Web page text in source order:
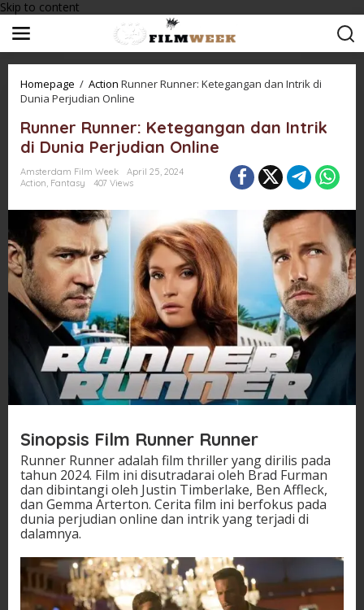
Skip to content
Homepage / Action Runner Runner: Ketegangan dan Intrik di
Dunia Perjudian Online
Runner Runner: Ketegangan dan Intrik
di Dunia Perjudian Online
Amsterdam Film Week
April 25, 2024
Action, Fantasy 407 Views
Sinopsis Film Runner Runner
Runner Runner adalah film thriller yang dirilis pada
tahun 2024. Film ini disutradarai oleh Brad Furman
dan dibintangi oleh Justin Timberlake, Ben Affleck,
dan Gemma Arterton. Cerita film ini berfokus pada
dunia perjudian online dan intrik yang terjadi di
dalamnya.